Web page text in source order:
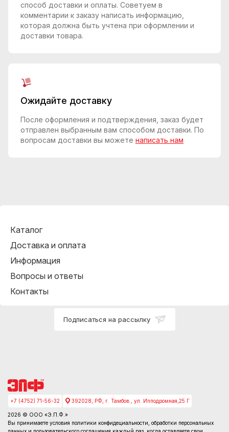
способ доставки и оплаты. Советуем в
комментарии к заказу написать информацию,
которая должна быть учтена при оформлении и
доставки товара.
Ожидайте доставку
После оформления и подтверждения, заказ будет
отправлен выбранным вам способом доставки. По
вопросам доставки вы можете написать нам
Каталог
Доставка и оплата
Информация
Вопросы и ответы
Контакты
Подписаться на рассылку
+7 (4752) 71-56-32 392028, РФ, г. Тамбов , ул. Ипподромная,25 Г
2026 © ООО «Э.П.Ф.»
Вы принимаете условия политики конфидециальности , обработки персональных